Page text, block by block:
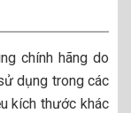
chính hãng do
dụng trong các
kích thước khác